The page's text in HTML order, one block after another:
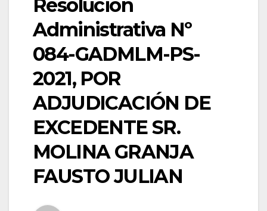
Resolución
Administrativa Nº
084-GADMLM-PS-
2021, POR
ADJUDICACIÓN DE
EXCEDENTE SR.
MOLINA GRANJA
FAUSTO JULIAN